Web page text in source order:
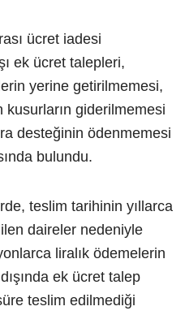
ücret iadesi
ek ücret talepleri,
yerine getirilmemesi,
kusurların giderilmemesi
desteğinin ödenmemesi
bulundu.
teslim tarihinin yıllarca
daireler nedeniyle
liralık ödemelerin
ek ücret talep
teslim edilmediği